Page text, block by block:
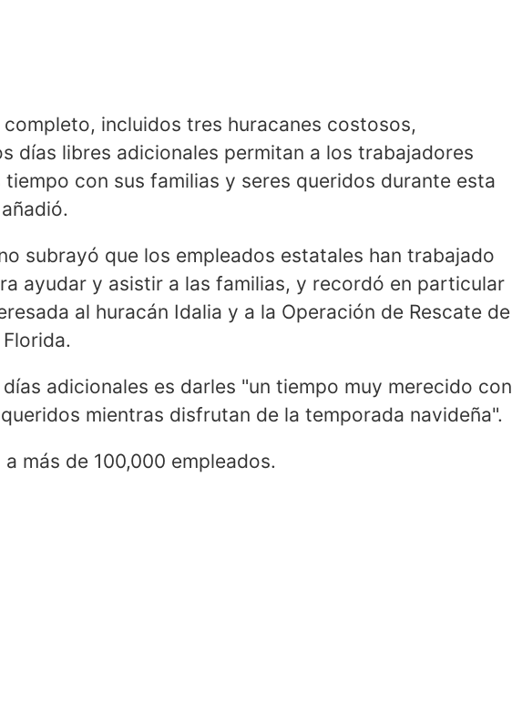
completo, incluidos tres huracanes costosos,
días libres adicionales permitan a los trabajadores
con sus familias y seres queridos durante esta
subrayó que los empleados estatales han trabajado
ayudar y asistir a las familias, y recordó en particular
al huracán Idalia y a la Operación de Rescate de
adicionales es darles "un tiempo muy merecido con
mientras disfrutan de la temporada navideña".
más de 100,000 empleados.